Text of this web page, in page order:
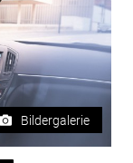
Bildergalerie